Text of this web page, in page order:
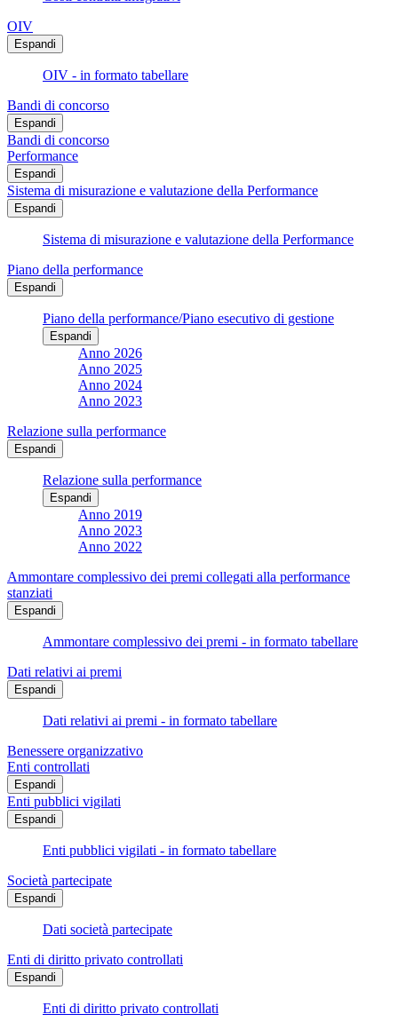
OIV
Espandi
OIV - in formato tabellare
Bandi di concorso
Espandi
Bandi di concorso
Performance
Espandi
Sistema di misurazione e valutazione della Performance
Espandi
Sistema di misurazione e valutazione della Performance
Piano della performance
Espandi
Piano della performance/Piano esecutivo di gestione
Espandi
Anno 2026
Anno 2025
Anno 2024
Anno 2023
Relazione sulla performance
Espandi
Relazione sulla performance
Espandi
Anno 2019
Anno 2023
Anno 2022
Ammontare complessivo dei premi collegati alla performance
stanziati
Espandi
Ammontare complessivo dei premi - in formato tabellare
Dati relativi ai premi
Espandi
Dati relativi ai premi - in formato tabellare
Benessere organizzativo
Enti controllati
Espandi
Enti pubblici vigilati
Espandi
Enti pubblici vigilati - in formato tabellare
Società partecipate
Espandi
Dati società partecipate
Enti di diritto privato controllati
Espandi
Enti di diritto privato controllati